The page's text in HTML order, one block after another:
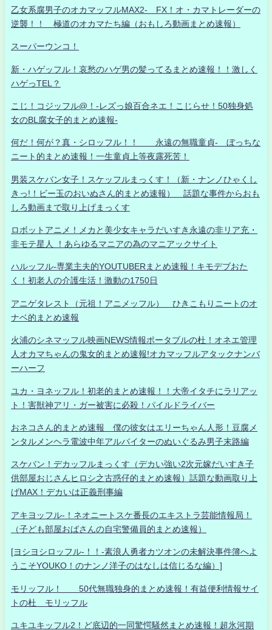
乙女系腐男子のオカマッフルMAX2- FX！オ・カマトレーダーの
逆襲！！ 極道のオカマたち編（おもしろ動画まとめ速報）
スーパーウンコ！
新・ハゲッフル！哀愁のハゲ男の髪ってるまとめ速報！！激しく
ハゲっTEL？
こじ！コジッフル@！-レズっ娘百合ネエ！こじらせ！50独身処
女のBL腐女子的まとめ速報-
何だ！何が？真・シロッフル！！ 永遠の無職童貞- ぼっちな
ニート的まとめ速報！一生童貞上等夜露死苦！
男装スケバン女子！スケッフルまっくす！（新・ナンノひゃくし
きっ!！ビー玉のおいぬさん的まとめ速報） 話題な事件からおも
しろ動画まで取り上げまっくす
ロボットアニメ！メカと美少女キャラだいすき永遠の非リア充・
非モテ星人 ！あらゆるマニアの為のマニアックサイト
ハルッフル-専業主夫的YOUTUBERまとめ速報！キモデブおた
く！初老人の介護生活！激動の1750日
アニゲタレスト（元祖！アニメッフル） ひきこもりニートのオ
ナベ的まとめ速報
火浦のシネマッフル映画NEWS情報ポータブルの杜！オネエ管理
人オカマちゃんの鬼女的まとめ速報!オカマッフルアタックナンバ
ーハーフ
ユカ・ヨネッフル！初老的まとめ速報！！大帝イタチにラリアッ
ト！害獣神アリ・ガー被害に必殺！パイルドライバー
おネコさん的まとめ速報 僕の彼女はエリーちゃん人形！豆腐メ
ンタルメンヘラ電波中年アルバイターのぬいぐるみ男子末路編
スケバン！デカッフルまっくす（デカい強い2次元嫁だいすき子
供部屋おじさんヒロシ之古惑仔的まとめ速報）話題な動画取り上
げMAX！デカいは正義刑事編
アキヨッフル-！ネオニートスケ番長のエキストラ芸能情報局！
（子ども部屋おばさんの自宅警備員的まとめ速報）
[ヨシヨシロッフル-！！-素浪人勇者カツオンの未解決事件簿へよ
うこそYOUKO！のナンノ洋子のはなしは信じるな編）]
モリッフル！ 50代無職独身的まとめ速報！有益便利情報サイ
トの杜 モリッフル
ユキユキッフル2！ど底辺的一同驚愕騒然まとめ速報！超氷河期